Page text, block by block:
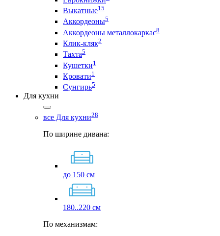
Выкатные15
Аккордеоны5
Аккордеоны металлокаркас8
Клик-кляк2
Тахта5
Кушетки1
Кровати1
Сунгирь5
Для кухни
все Для кухни28
По ширине дивана:
до 150 см
180..220 см
По механизмам: